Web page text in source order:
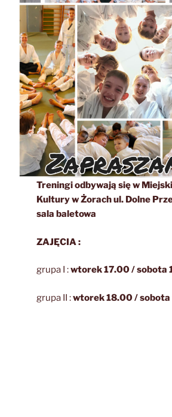
Treningi odbywają się w
Kultury w Żorachul. Dolne
sala baletowa
ZAJĘCIA :
grupa I :wtorek 17.00 / sobota
grupa II :wtorek 18.00 / sobota